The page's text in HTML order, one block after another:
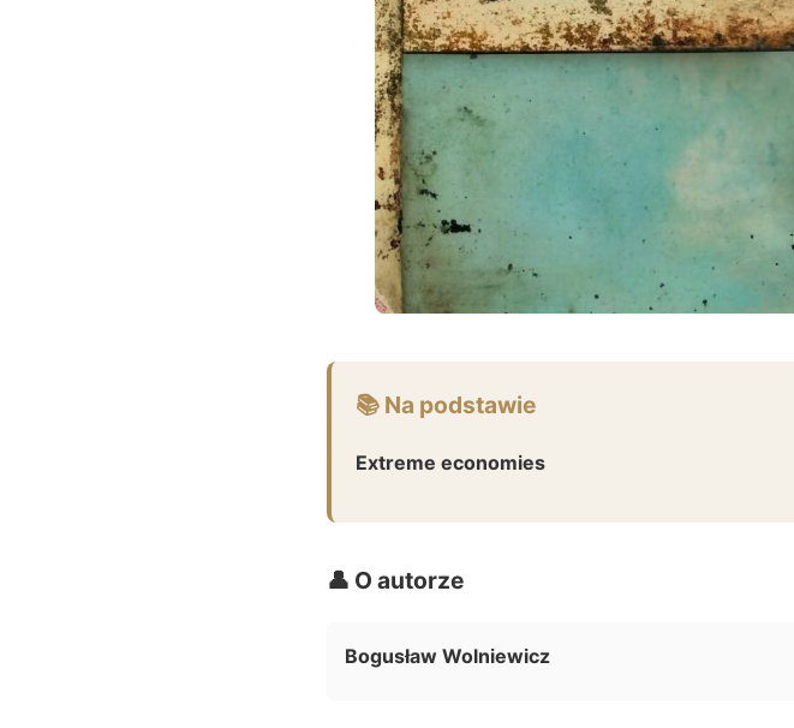
📚 Na podstawie
Extreme economies
👤 O autorze
Bogusław Wolniewicz